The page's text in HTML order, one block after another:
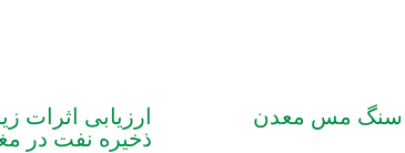
سنگ مس معدن
ارزیابی اثرات
ذخیره نفت در